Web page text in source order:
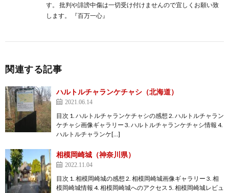
す。 批判や誹謗中傷は一切受け付けませんので宜しくお願い致
します。 『百万一心』
関連する記事
ハルトルチャランケチャシ（北海道）
2021.06.14
目次 1. ハルトルチャランケチャシの感想 2. ハルトルチャラン
ケチャシ画像ギャラリー 3. ハルトルチャランケチャシ情報 4.
ハルトルチャランケ[…]
相模岡崎城（神奈川県）
2022.11.04
目次 1. 相模岡崎城の感想 2. 相模岡崎城画像ギャラリー 3. 相
模岡崎城情報 4. 相模岡崎城へのアクセス 5. 相模岡崎城レビュ